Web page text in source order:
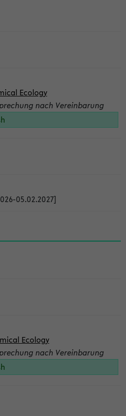
Ecology
nach Vereinbarung
05.02.2027]
Ecology
nach Vereinbarung